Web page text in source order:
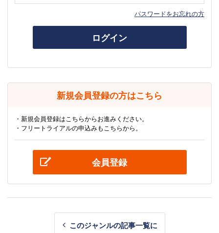
パスワードをお忘れの方
ログイン
新規会員登録の方はこちら
・新規会員登録はこちらからお進みください。
・フリートライアルの申込みもこちらから。
会員登録
このジャンルの記事一覧に